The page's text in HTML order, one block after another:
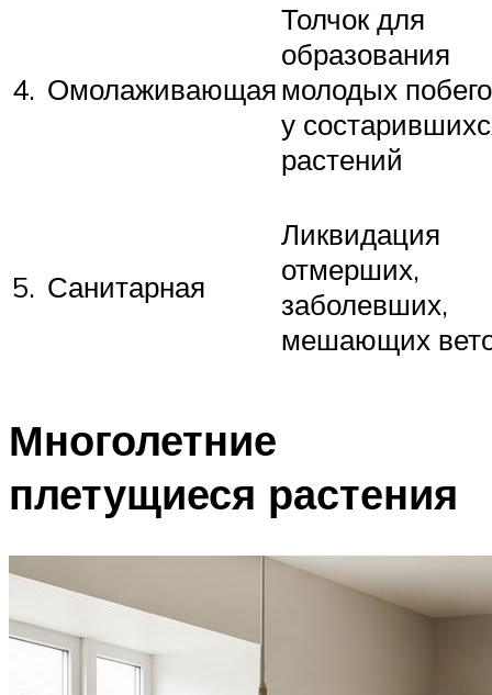
4. Омолаживающая
Толчок для
образования
молодых
у
растений
5. Санитарная
Ликвидация
отмерших,
заболевших,
мешающих
Многолетние
плетущиеся растения